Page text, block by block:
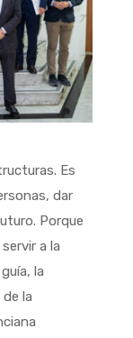
Es
dar
Porque
a la
la
la